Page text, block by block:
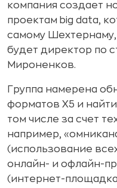
компания создает
проектам big data,
самому
будет директор по
Мироненков.
Группа намерена
форматов X5 и
том числе за счет
например,
(использование
онлайн- и офлайн-
(интернет-